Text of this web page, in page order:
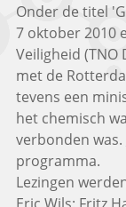
menu
Onder de titel
7 oktober 2010
Veiligheid (TNO
met de
tevens een
het chemisch
verbonden was.
programma.
Lezingen